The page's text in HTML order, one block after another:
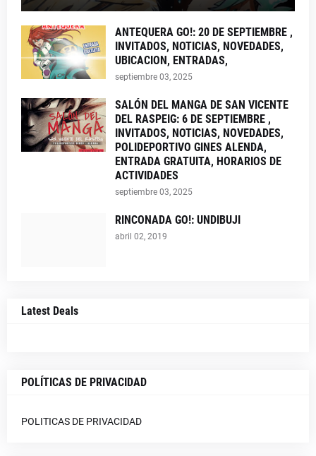
ANTEQUERA GO!: 20 DE SEPTIEMBRE ,
INVITADOS, NOTICIAS, NOVEDADES,
UBICACION, ENTRADAS,
septiembre 03, 2025
SALÓN DEL MANGA DE SAN VICENTE
DEL RASPEIG: 6 DE SEPTIEMBRE ,
INVITADOS, NOTICIAS, NOVEDADES,
POLIDEPORTIVO GINES ALENDA,
ENTRADA GRATUITA, HORARIOS DE
ACTIVIDADES
septiembre 03, 2025
RINCONADA GO!: UNDIBUJI
abril 02, 2019
Latest Deals
POLÍTICAS DE PRIVACIDAD
POLITICAS DE PRIVACIDAD